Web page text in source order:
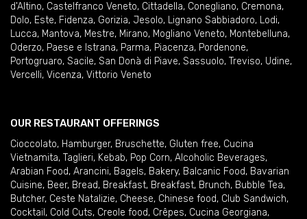
d'Altino, Castelfranco Veneto, Cittadella, Conegliano, Cremona,
Dolo, Este, Fidenza, Gorizia, Jesolo, Lignano Sabbiadoro, Lodi,
Lucca, Mantova, Mestre, Mirano, Mogliano Veneto, Montebelluna,
Oderzo, Paese e Istrana, Parma, Piacenza, Pordenone,
Portogruaro, Sacile, San Donà di Piave, Sassuolo, Treviso, Udine,
Vercelli, Vicenza, Vittorio Veneto
OUR RESTAURANT OFFERINGS
Cioccolato, Hamburger, Bruschette, Gluten free, Cucina
Vietnamita, Taglieri, Kebab, Pop Corn, Alcoholic Beverages,
Arabian Food, Arancini, Bagels, Bakery, Balcanic Food, Bavarian
Cuisine, Beer, Bread, Breakfast, Breakfast, Brunch, Bubble Tea,
Butcher, Ceste Natalizie, Cheese, Chinese food, Club Sandwich,
Cocktail , Cold Cuts, Creole food, Crêpes, Cucina Georgiana,